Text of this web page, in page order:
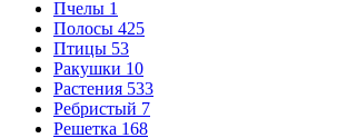
Пчелы 1
Полосы 425
Птицы 53
Ракушки 10
Растения 533
Ребристый 7
Решетка 168